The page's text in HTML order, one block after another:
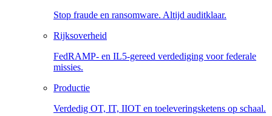
Stop fraude en ransomware. Altijd auditklaar.
Rijksoverheid
FedRAMP- en IL5-gereed verdediging voor federale
missies.
Productie
Verdedig OT, IT, IIOT en toeleveringsketens op schaal.